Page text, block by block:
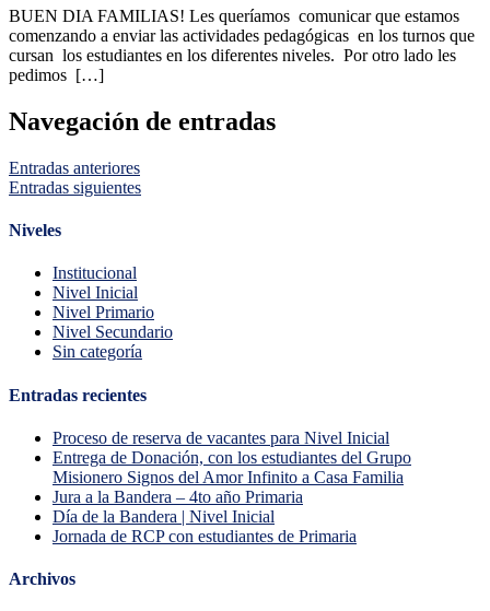
BUEN DIA FAMILIAS! Les queríamos comunicar que estamos
comenzando a enviar las actividades pedagógicas en los turnos que
cursan los estudiantes en los diferentes niveles. Por otro lado les
pedimos […]
Navegación de entradas
Entradas anteriores
Entradas siguientes
Niveles
Institucional
Nivel Inicial
Nivel Primario
Nivel Secundario
Sin categoría
Entradas recientes
Proceso de reserva de vacantes para Nivel Inicial
Entrega de Donación, con los estudiantes del Grupo
Misionero Signos del Amor Infinito a Casa Familia
Jura a la Bandera – 4to año Primaria
Día de la Bandera | Nivel Inicial
Jornada de RCP con estudiantes de Primaria
Archivos